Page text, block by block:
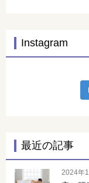
Instagram
最近の記事
2024年